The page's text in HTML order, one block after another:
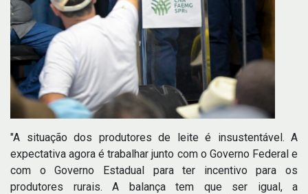
"A situação dos produtores de leite é insustentável. A
expectativa agora é trabalhar junto com o Governo Federal e
com o Governo Estadual para ter incentivo para os
produtores rurais. A balança tem que ser igual, a